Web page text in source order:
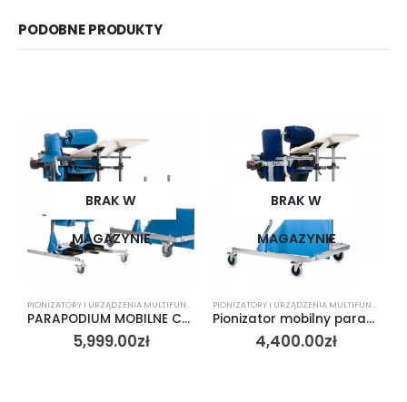
PODOBNE PRODUKTY
BRAK W
MAGAZYNIE
PIONIZATORY I URZĄDZENIA MULTIFUNKCYJNE
PARAPODIUM MOBILNE COMBO [ PJMC ]
5,999.00zł
BRAK W
MAGAZYNIE
PIONIZATORY I URZĄDZENIA MULTIFUNKCYJNE
Pionizator mobilny parapodium mobilne ze stolikiem [PJMP] VITEA CARE
4,400.00zł